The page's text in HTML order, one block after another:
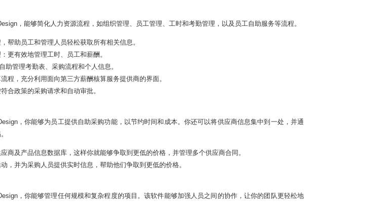
，能够简化人力资源流程，如组织管理、员工管理、工时和考勤管理，以及员工自助服务等流程。
帮助员工和管理人员轻松获取所有相关信息。
更有效地管理工时、员工和薪酬。
助管理考勤表、采购流程和个人信息。
程，充分利用面向第三方薪酬核算服务提供商的界面。
合政策的采购请求和自动审批。
，你能够为员工提供自助采购功能，以节约时间和成本。你还可以将供应商信息集中到一处，并通
商及产品信息数据库，这样你就能够争取到更低的价格，并管理多个供应商合同。
，并为采购人员提供实时信息，帮助他们争取到更低的价格。
，你能够管理任何规模和复杂程度的项目。该软件能够加强人员之间的协作，让你的团队更轻松地